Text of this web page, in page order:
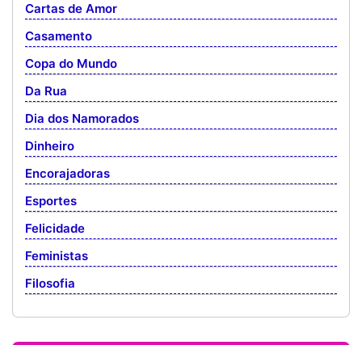
Cartas de Amor
Casamento
Copa do Mundo
Da Rua
Dia dos Namorados
Dinheiro
Encorajadoras
Esportes
Felicidade
Feministas
Filosofia